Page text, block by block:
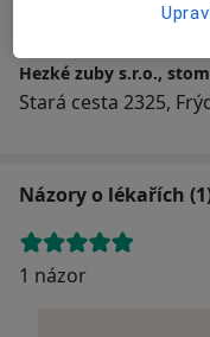
Hezké zuby s.r.o.,
Stará cesta 2325,
Názory o lékařích
1 názor